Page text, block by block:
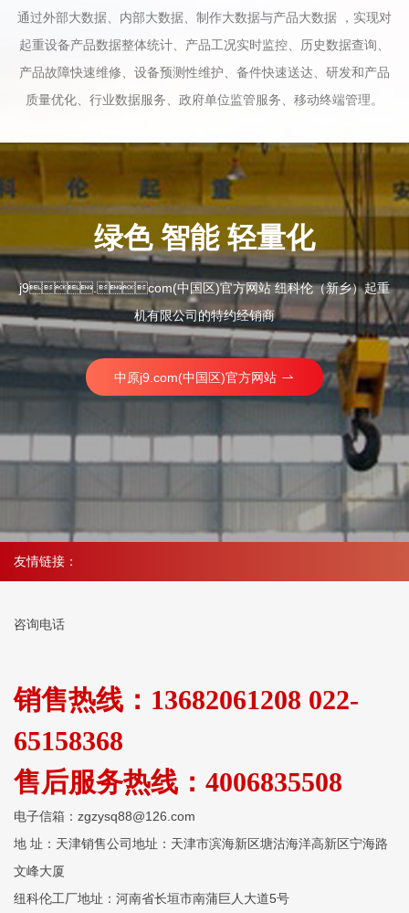
通过外部大数据、内部大数据、制作大数据与产品大数据 ，实现对
起重设备产品数据整体统计、产品工况实时监控、历史数据查询、
产品故障快速维修、设备预测性维护、备件快速送达、研发和产品
质量优化、行业数据服务、政府单位监管服务、移动终端管理。
绿色 智能 轻量化
j9.com(中国区)官方网站 纽科伦（新乡）起重
机有限公司的特约经销商
中原j9.com(中国区)官方网站
友情链接：
咨询电话
销售热线：13682061208 022-
65158368
售后服务热线：4006835508
电子信箱：zgzysq88@126.com
地 址：天津销售公司地址：天津市滨海新区塘沽海洋高新区宁海路
文峰大厦
纽科伦工厂地址：河南省长垣市南蒲巨人大道5号